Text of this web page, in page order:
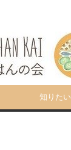
知りたい